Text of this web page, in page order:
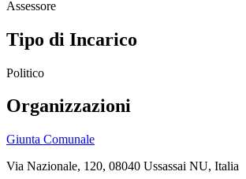
Assessore
Tipo di Incarico
Politico
Organizzazioni
Giunta Comunale
Via Nazionale, 120, 08040 Ussassai NU, Italia